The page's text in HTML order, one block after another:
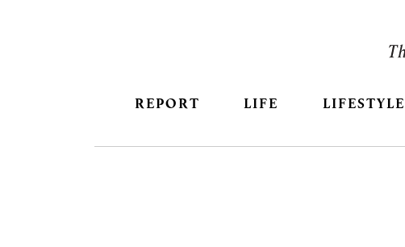
REPORT LIFE LIFESTYLE